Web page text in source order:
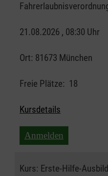
21.08.2026 , 08:30 Uhr
Ort: 81673 München
Freie Plätze: 18
Kursdetails
Anmelden
Kurs: Erste-Hilfe-